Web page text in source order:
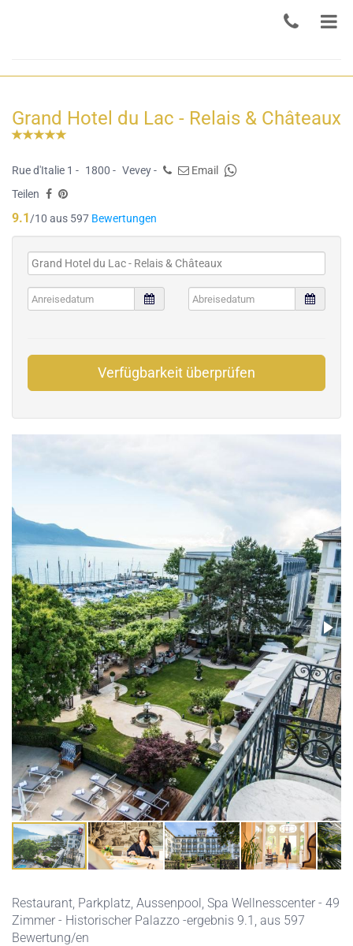
Grand Hotel du Lac - Relais & Châteaux
Rue d'Italie 1 - 1800 - Vevey -
Email
Teilen
9.1/10 aus 597 Bewertungen
Verfügbarkeit überprüfen
Restaurant, Parkplatz, Aussenpool, Spa Wellnesscenter - 49
Zimmer - Historischer Palazzo -ergebnis 9.1, aus 597
Bewertung/en